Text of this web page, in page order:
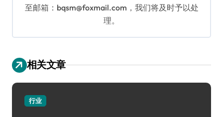
至邮箱：bqsm@foxmail.com，我们将及时予以处
理。
相关文章
行业